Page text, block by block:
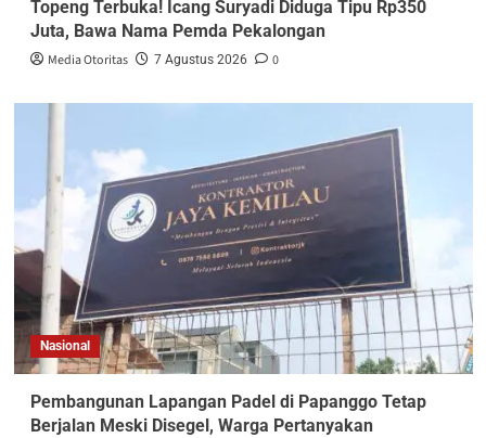
Topeng Terbuka! Icang Suryadi Diduga Tipu Rp350
Juta, Bawa Nama Pemda Pekalongan
Media Otoritas 7 Agustus 2026 0
Nasional
Pembangunan Lapangan Padel di Papanggo Tetap
Berjalan Meski Disegel, Warga Pertanyakan